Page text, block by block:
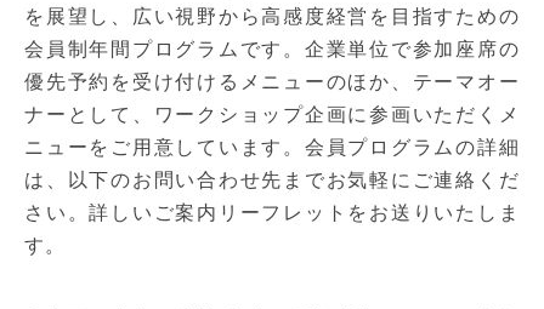
を展望し、広い視野から高感度経営を目指すための
会員制年間プログラムです。企業単位で参加座席の
優先予約を受け付けるメニューのほか、テーマオー
ナーとして、ワークショップ企画に参画いただくメ
ニューをご用意しています。会員プログラムの詳細
は、以下のお問い合わせ先までお気軽にご連絡くだ
さい。詳しいご案内リーフレットをお送りいたしま
す。